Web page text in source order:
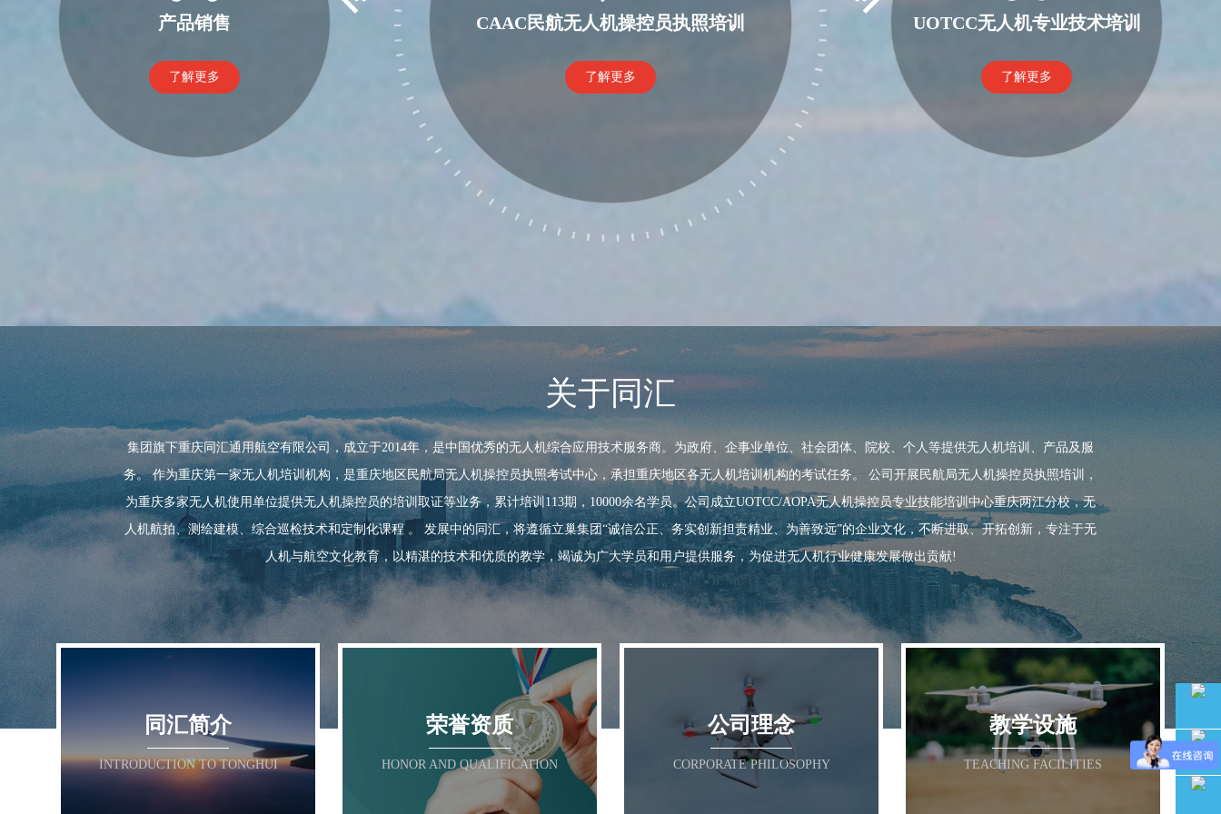
产品销售
了解更多
CAAC民航无人机操控员执照培训
了解更多
UOTCC无人机专业技术培训
了解更多
关于同汇
集团旗下重庆同汇通用航空有限公司，成立于2014年，是中国优秀的无人机综合应用技术服务商。为政府、企事业单位、社会团体、院校、个人等提供无人机培训、产品及服
务。 作为重庆第一家无人机培训机构，是重庆地区民航局无人机操控员执照考试中心，承担重庆地区各无人机培训机构的考试任务。 公司开展民航局无人机操控员执照培训，
为重庆多家无人机使用单位提供无人机操控员的培训取证等业务，累计培训113期，10000余名学员。公司成立UOTCC/AOPA无人机操控员专业技能培训中心重庆两江分校，无
人机航拍、测绘建模、综合巡检技术和定制化课程 。 发展中的同汇，将遵循立巢集团“诚信公正、务实创新担责精业、为善致远”的企业文化，不断进取、开拓创新，专注于无
人机与航空文化教育，以精湛的技术和优质的教学，竭诚为广大学员和用户提供服务，为促进无人机行业健康发展做出贡献!
同汇简介
INTRODUCTION TO TONGHUI
同汇简介
INTRODUCTION TO TONGHUI
荣誉资质
HONOR AND QUALIFICATION
荣誉资质
HONOR AND QUALIFICATION
公司理念
CORPORATE PHILOSOPHY
公司理念
CORPORATE PHILOSOPHY
教学设施
TEACHING FACILITIES
教学设施
TEACHING FACILITIES
